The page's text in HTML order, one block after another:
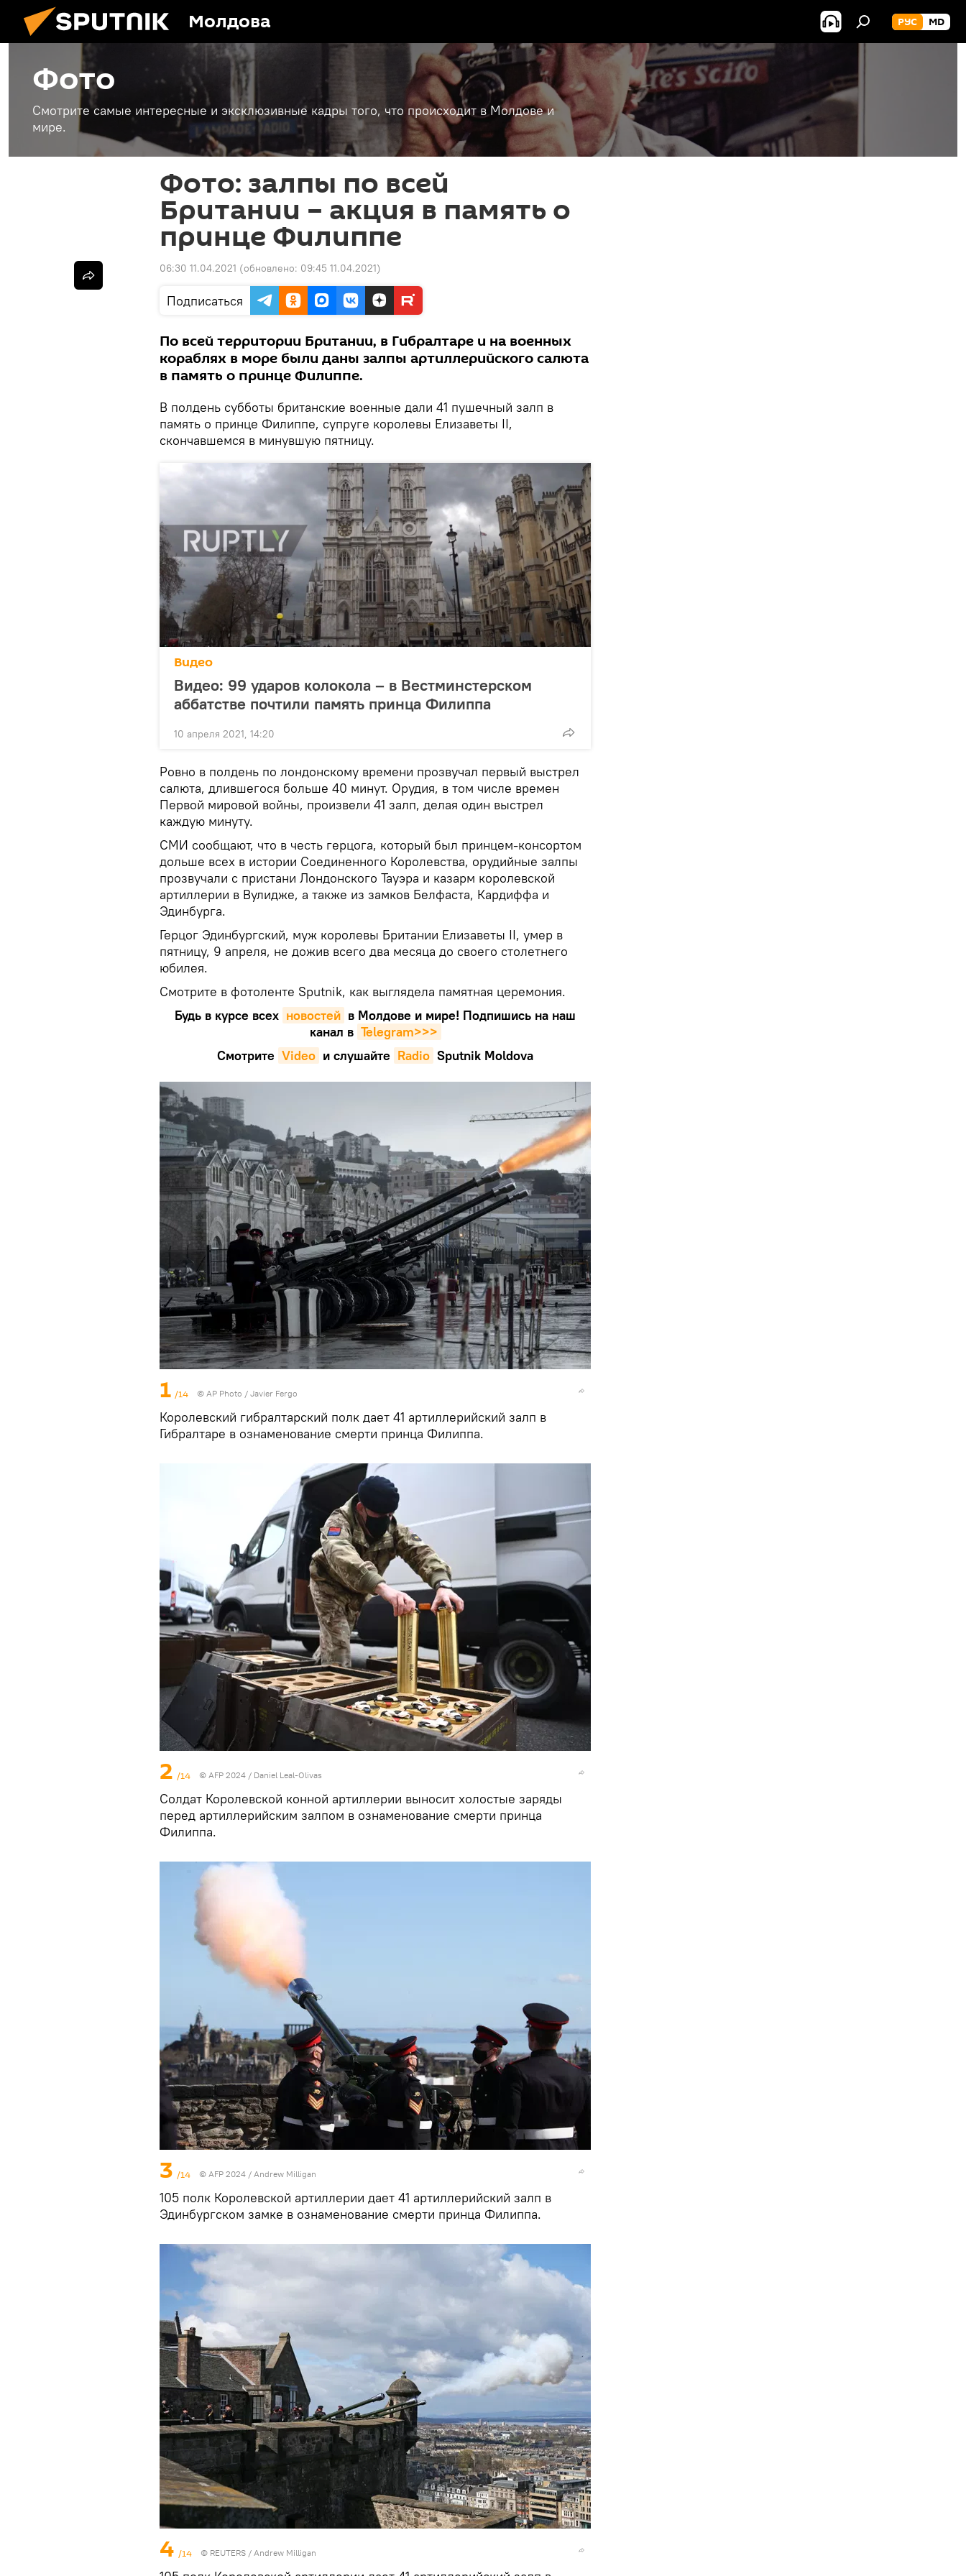
Молдова РУС MD
Фото
Смотрите самые интересные и эксклюзивные кадры того, что происходит в Молдове и
мире.
Фото: залпы по всей
Британии – акция в память о
принце Филиппе
06:30 11.04.2021 (обновлено: 09:45 11.04.2021)
Подписаться
По всей территории Британии, в Гибралтаре и на военных
кораблях в море были даны залпы артиллерийского салюта
в память о принце Филиппе.
В полдень субботы британские военные дали 41 пушечный залп в
память о принце Филиппе, супруге королевы Елизаветы II,
скончавшемся в минувшую пятницу.
Видео
Видео: 99 ударов колокола – в Вестминстерском
аббатстве почтили память принца Филиппа
10 апреля 2021, 14:20
Ровно в полдень по лондонскому времени прозвучал первый выстрел
салюта, длившегося больше 40 минут. Орудия, в том числе времен
Первой мировой войны, произвели 41 залп, делая один выстрел
каждую минуту.
СМИ сообщают, что в честь герцога, который был принцем-консортом
дольше всех в истории Соединенного Королевства, орудийные залпы
прозвучали с пристани Лондонского Тауэра и казарм королевской
артиллерии в Вулидже, а также из замков Белфаста, Кардиффа и
Эдинбурга.
Герцог Эдинбургский, муж королевы Британии Елизаветы II, умер в
пятницу, 9 апреля, не дожив всего два месяца до своего столетнего
юбилея.
Смотрите в фотоленте Sputnik, как выглядела памятная церемония.
Будь в курсе всех новостей в Молдове и мире! Подпишись на наш
канал в Telegram>>>
Смотрите Video и слушайте Radio Sputnik Moldova
1 /14 © AP Photo / Javier Fergo
Королевский гибралтарский полк дает 41 артиллерийский залп в
Гибралтаре в ознаменование смерти принца Филиппа.
2 /14 © AFP 2024 / Daniel Leal-Olivas
Солдат Королевской конной артиллерии выносит холостые заряды
перед артиллерийским залпом в ознаменование смерти принца
Филиппа.
3 /14 © AFP 2024 / Andrew Milligan
105 полк Королевской артиллерии дает 41 артиллерийский залп в
Эдинбургском замке в ознаменование смерти принца Филиппа.
4 /14 © REUTERS / Andrew Milligan